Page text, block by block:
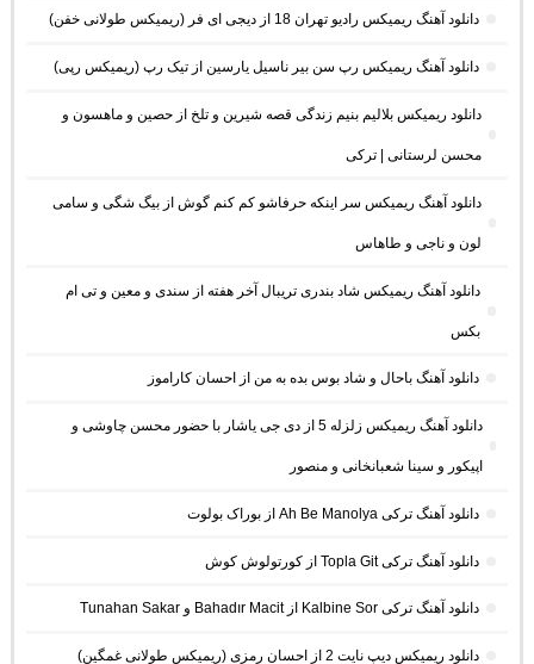
دانلود آهنگ ریمیکس رادیو تهران 18 از دیجی ای فر (ریمیکس طولانی خفن)
دانلود آهنگ ریمیکس رپ سن بیر ناسیل یارسین از تیک رپ (ریمیکس رپی)
دانلود ریمیکس بلالیم بنیم زندگی قصه شیرین و تلخ از حصین و ماهسون و
محسن لرستانی | ترکی
دانلود آهنگ ریمیکس سر اینکه حرفاشو کم کنم گوش از بیگ شگی و سامی
لون و ناجی و طاهاس
دانلود آهنگ ریمیکس شاد بندری تریبال آخر هفته از سندی و معین و تی ام
بکس
دانلود آهنگ باحال و شاد بوس بده به من از احسان کاراموز
دانلود آهنگ ریمیکس زلزله 5 از دی جی یاشار با حضور محسن چاوشی و
اپیکور و سینا شعبانخانی و منصور
دانلود آهنگ ترکی Ah Be Manolya از بوراک بولوت
دانلود آهنگ ترکی Topla Git از کورتولوش کوش
دانلود آهنگ ترکی Kalbine Sor از Bahadır Macit و Tunahan Sakar
دانلود ریمیکس دیپ نایت 2 از احسان رمزی (ریمیکس طولانی غمگین)